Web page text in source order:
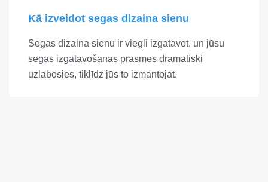
Kā izveidot segas dizaina sienu
Segas dizaina sienu ir viegli izgatavot, un jūsu
segas izgatavošanas prasmes dramatiski
uzlabosies, tiklīdz jūs to izmantojat.